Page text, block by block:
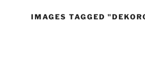
IMAGES TAGGED